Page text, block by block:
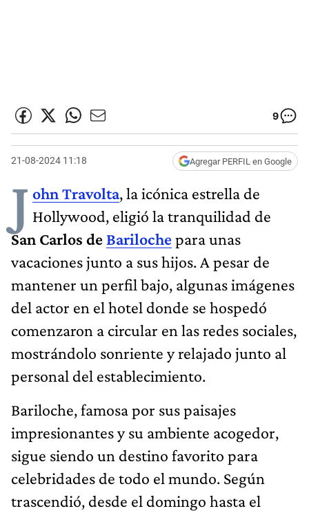
9
21-08-2024 11:18 Agregar PERFIL en Google
J ohn Travolta, la icónica estrella de
Hollywood, eligió la tranquilidad de
San Carlos de Barilochepara unas
vacaciones junto a sus hijos. A pesar de
mantener un perfil bajo, algunas imágenes
del actor en el hotel donde se hospedó
comenzaron a circular en las redes sociales,
mostrándolo sonriente y relajado junto al
personal del establecimiento.
Bariloche, famosa por sus paisajes
impresionantes y su ambiente acogedor,
sigue siendo un destino favorito para
celebridades de todo el mundo. Según
trascendió, desde el domingo hasta el